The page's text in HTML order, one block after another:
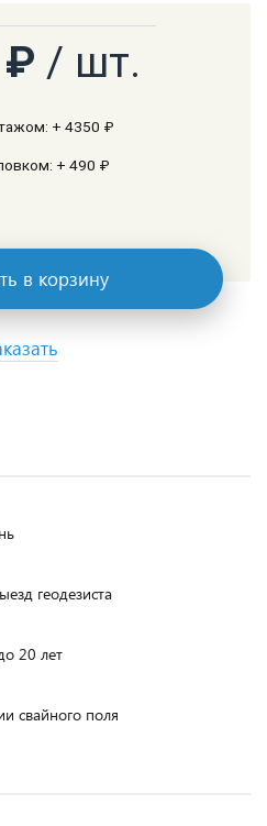
₽ / шт.
+ 4350 ₽
+ 490 ₽
в корзину
геодезиста
20 лет
свайного поля